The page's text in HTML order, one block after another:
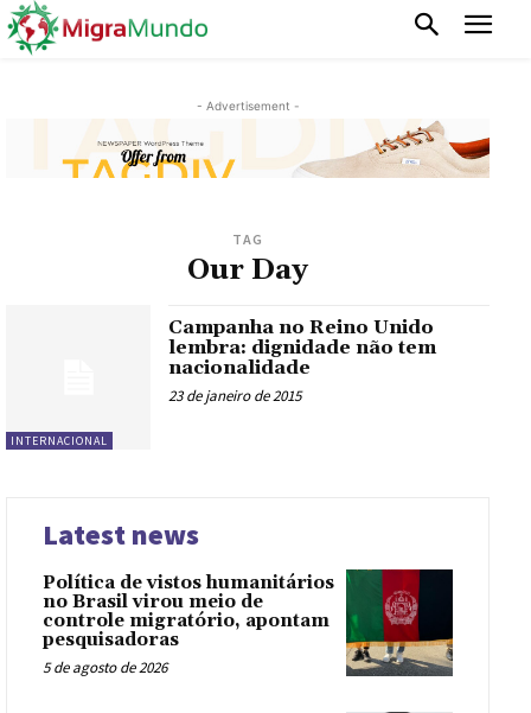
- Advertisement -
TAG
Our Day
INTERNACIONAL
Campanha no Reino Unido
lembra: dignidade não tem
nacionalidade
23 de janeiro de 2015
Latest news
Política de vistos humanitários
no Brasil virou meio de
controle migratório, apontam
pesquisadoras
5 de agosto de 2026